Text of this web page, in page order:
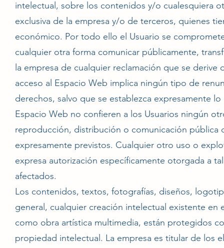
intelectual, sobre los contenidos y/o cualesquiera
exclusiva de la empresa y/o de terceros, quienes
económico. Por todo ello el Usuario se
cualquier otra forma comunicar públicamente,
la empresa de cualquier reclamación que se
acceso al Espacio Web implica ningún tipo de
derechos, salvo que se establezca expresamente
Espacio Web no confieren a los Usuarios ningún
reproducción, distribución o comunicación
expresamente previstos. Cualquier otro uso o
expresa autorización específicamente otorgada a
afectados.
Los contenidos, textos, fotografías, diseños,
general, cualquier creación intelectual existente
como obra artística multimedia, están protegidos
propiedad intelectual. La empresa es titular de los